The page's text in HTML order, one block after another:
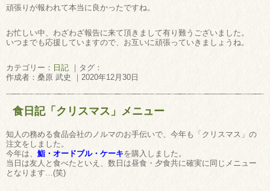
頑張りが報われて本当に良かったですね。
お忙しい中、わざわざ報告に来て頂きまして有り難うございました。
いつまでも応援していますので、お互いに頑張っていきましょうね。
カテゴリー： 日記 ｜タグ：
作成者：桑原 武史 ｜2020年12月30日
食日記「クリスマス」メニュー
知人の務める食品会社のノルマのお手伝いで、今年も「クリスマス」の
注文をしました。
今年は、 鮨・オードブル・ケーキを購入しました。
当日は友人と食べたといえ、数日は昼食・夕食共に確実に同じメニュー
となります…(笑)